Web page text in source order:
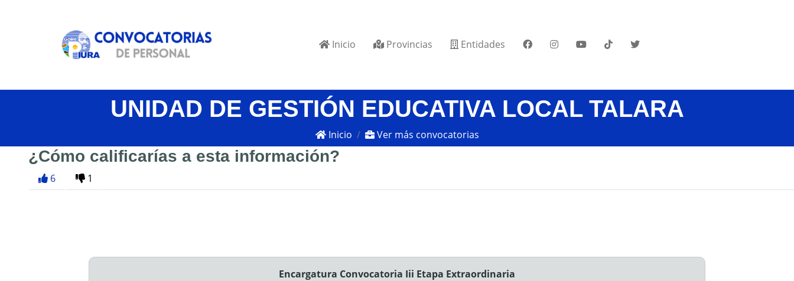
Inicio Provincias Entidades
UNIDAD DE GESTIÓN EDUCATIVA LOCAL TALARA
Inicio Ver más convocatorias
¿Cómo calificarías a esta información?
6 1
Encargatura Convocatoria Iii Etapa Extraordinaria